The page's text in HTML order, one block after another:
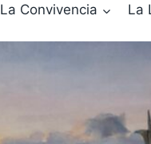
La Convivencia La